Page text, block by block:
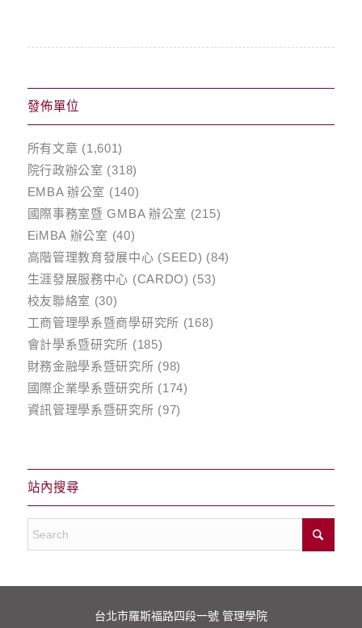
發佈單位
所有文章 (1,601)
院行政辦公室 (318)
EMBA 辦公室 (140)
國際事務室暨 GMBA 辦公室 (215)
EiMBA 辦公室 (40)
高階管理教育發展中心 (SEED) (84)
生涯發展服務中心 (CARDO) (53)
校友聯絡室 (30)
工商管理學系暨商學研究所 (168)
會計學系暨研究所 (185)
財務金融學系暨研究所 (98)
國際企業學系暨研究所 (174)
資訊管理學系暨研究所 (97)
站內搜尋
台北市羅斯福路四段一號 管理學院